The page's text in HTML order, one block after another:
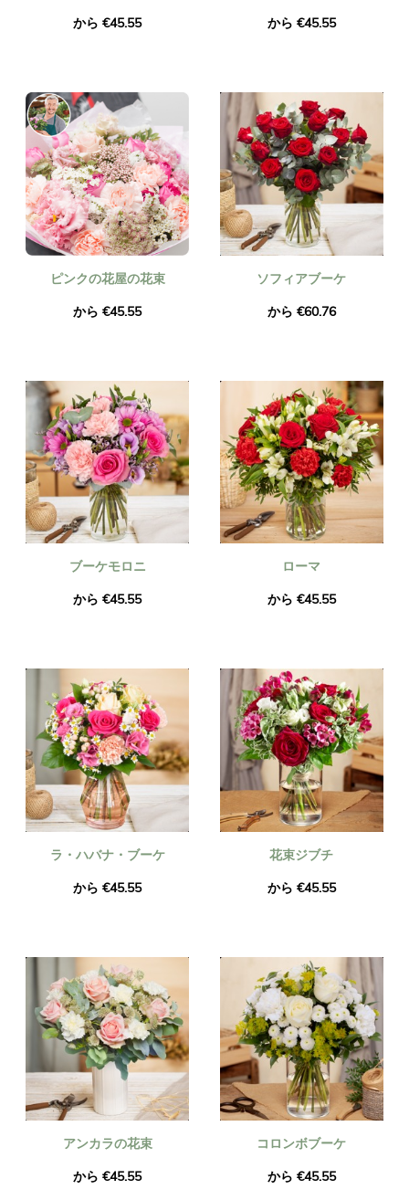
から €45.55
から €45.55
ピンクの花屋の花束
から €45.55
ソフィアブーケ
から €60.76
ブーケモロニ
から €45.55
ローマ
から €45.55
ラ・ハバナ・ブーケ
から €45.55
花束ジブチ
から €45.55
アンカラの花束
から €45.55
コロンボブーケ
から €45.55